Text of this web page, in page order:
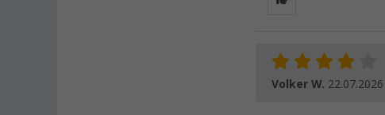
Volker W. 22.07.2026